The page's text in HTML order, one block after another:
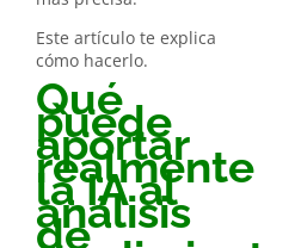
Este artículo te explica
cómo hacerlo.
Qué
puede
aportar
realmente
la IA al
análisis
de